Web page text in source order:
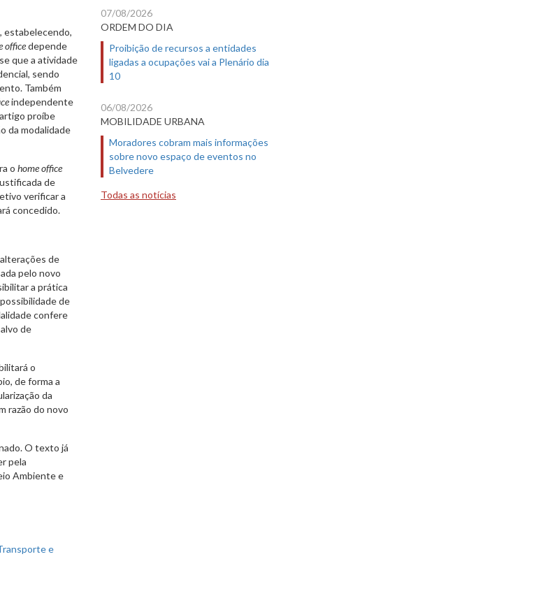
estabelecendo,
officedepende
que a atividade
sendo
Também
independente
proíbe
da modalidade
o home office
de
verificar a
concedido.
de
pelo novo
a prática
de
confere
de
o
de forma a
da
razão do novo
O texto já
pela
Ambiente e
07/08/2026
ORDEM DO DIA
Proibição de recursos a entidades
ligadas a ocupações vai a Plenário dia
10
06/08/2026
MOBILIDADE URBANA
Moradores cobram mais informações
sobre novo espaço de eventos no
Belvedere
Todas as notícias